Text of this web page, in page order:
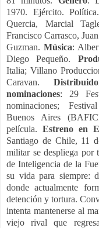
1970. Ejército.
Quercia, Marcial
Francisco Carrasco,
Guzman. Música:
Diego Pequeño.
Italia; Villano
Caravan.
nominaciones: 29
nominaciones;
Buenos Aires
película. Estreno en
Santiago de Chile, 11
militar se despliega por
de Inteligencia de la
su vida para siempre:
donde actualmente
detención y tortura.
intenta mantenerse al
viejo rival que